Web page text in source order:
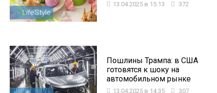
LifeStyle
13.04.2025 в 15:13 372
Пошлины Трампа: в США
готовятся к шоку на
автомобильном рынке
13.04.2025 в 14:35 307